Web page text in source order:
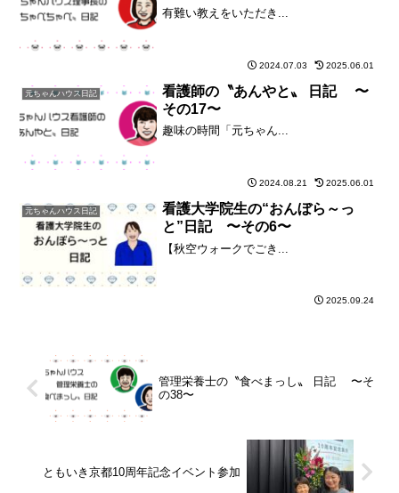
有難い教えをいただき...
2024.07.03 2025.06.01
元ちゃんハウス日記
看護師の〝あんやと〟 日記 〜
その17〜
趣味の時間「元ちゃん...
2024.08.21 2025.06.01
元ちゃんハウス日記
看護大学院生の“おんぼら～っ
と”日記 〜その6〜
【秋空ウォークでごき...
2025.09.24
管理栄養士の〝食べまっし〟 日記 〜そ
の38〜
ともいき京都10周年記念イベント参加